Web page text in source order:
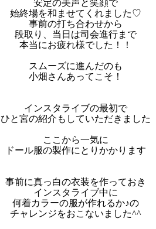
安定の美声と笑顔で
始終場を和ませてくれました♡
事前の打ち合わせから
段取り、当日は司会進行まで
本当にお疲れ様でした！！
スムーズに進んだのも
小畑さんあってこそ！
インスタライブの最初で
ひと宮の紹介もしていただきました
ここから一気に
ドール服の製作にとりかかります
事前に真っ白の衣装を作っておき
インスタライブ中に
何着カラーの服が作れるか♪の
チャレンジをおこないました^^